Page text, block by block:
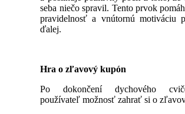
seba niečo spravil. Tento prvok
pravidelnosť a vnútornú motiváciu
ďalej.
Hra o zľavový kupón
Po dokončení dychového
používateľ možnosť zahrať si o